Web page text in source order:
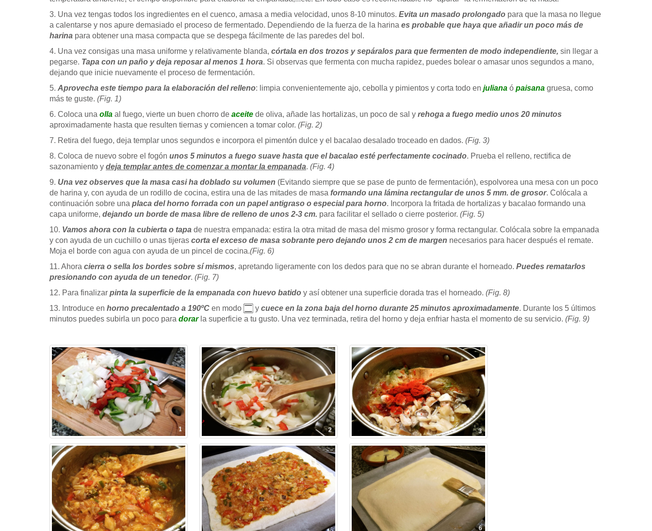
3. Una vez tengas todos los ingredientes en el cuenco, amasa a media velocidad, unos 8-10 minutos. Evita un masado prolongado para que la masa no llegue
a calentarse y nos apure demasiado el proceso de fermentado. Dependiendo de la fuerza de la harina es probable que haya que añadir un poco más de
harina para obtener una masa compacta que se despega fácilmente de las paredes del bol.
4. Una vez consigas una masa uniforme y relativamente blanda, córtala en dos trozos y sepáralos para que fermenten de modo independiente, sin llegar a
pegarse. Tapa con un paño y deja reposar al menos 1 hora. Si observas que fermenta con mucha rapidez, puedes bolear o amasar unos segundos a mano,
dejando que inicie nuevamente el proceso de fermentación.
5. Aprovecha este tiempo para la elaboración del relleno: limpia convenientemente ajo, cebolla y pimientos y corta todo en juliana ó paisana gruesa, como
más te guste. (Fig. 1)
6. Coloca una olla al fuego, vierte un buen chorro de aceite de oliva, añade las hortalizas, un poco de sal y rehoga a fuego medio unos 20 minutos
aproximadamente hasta que resulten tiernas y comiencen a tomar color. (Fig. 2)
7. Retira del fuego, deja templar unos segundos e incorpora el pimentón dulce y el bacalao desalado troceado en dados. (Fig. 3)
8. Coloca de nuevo sobre el fogón unos 5 minutos a fuego suave hasta que el bacalao esté perfectamente cocinado. Prueba el relleno, rectifica de
sazonamiento y deja templar antes de comenzar a montar la empanada. (Fig. 4)
9. Una vez observes que la masa casi ha doblado su volumen (Evitando siempre que se pase de punto de fermentación), espolvorea una mesa con un poco
de harina y, con ayuda de un rodillo de cocina, estira una de las mitades de masa formando una lámina rectangular de unos 5 mm. de grosor. Colócala a
continuación sobre una placa del horno forrada con un papel antigraso o especial para horno. Incorpora la fritada de hortalizas y bacalao formando una
capa uniforme, dejando un borde de masa libre de relleno de unos 2-3 cm. para facilitar el sellado o cierre posterior. (Fig. 5)
10. Vamos ahora con la cubierta o tapa de nuestra empanada: estira la otra mitad de masa del mismo grosor y forma rectangular. Colócala sobre la empanada
y con ayuda de un cuchillo o unas tijeras corta el exceso de masa sobrante pero dejando unos 2 cm de margen necesarios para hacer después el remate.
Moja el borde con agua con ayuda de un pincel de cocina.(Fig. 6)
11. Ahora cierra o sella los bordes sobre sí mismos, apretando ligeramente con los dedos para que no se abran durante el horneado. Puedes rematarlos
presionando con ayuda de un tenedor. (Fig. 7)
12. Para finalizar pinta la superficie de la empanada con huevo batido y así obtener una superficie dorada tras el horneado. (Fig. 8)
13. Introduce en horno precalentado a 190ºC en modo y cuece en la zona baja del horno durante 25 minutos aproximadamente. Durante los 5 últimos
minutos puedes subirla un poco para dorarla superficie a tu gusto. Una vez terminada, retira del horno y deja enfriar hasta el momento de su servicio. (Fig. 9)